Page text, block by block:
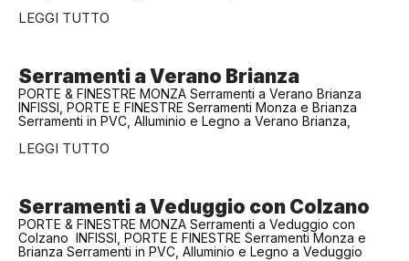
LEGGI TUTTO
Serramenti a Verano Brianza
PORTE & FINESTRE MONZA Serramenti a Verano Brianza
INFISSI, PORTE E FINESTRE Serramenti Monza e Brianza
Serramenti in PVC, Alluminio e Legno a Verano Brianza,
LEGGI TUTTO
Serramenti a Veduggio con Colzano
PORTE & FINESTRE MONZA Serramenti a Veduggio con
Colzano INFISSI, PORTE E FINESTRE Serramenti Monza e
Brianza Serramenti in PVC, Alluminio e Legno a Veduggio